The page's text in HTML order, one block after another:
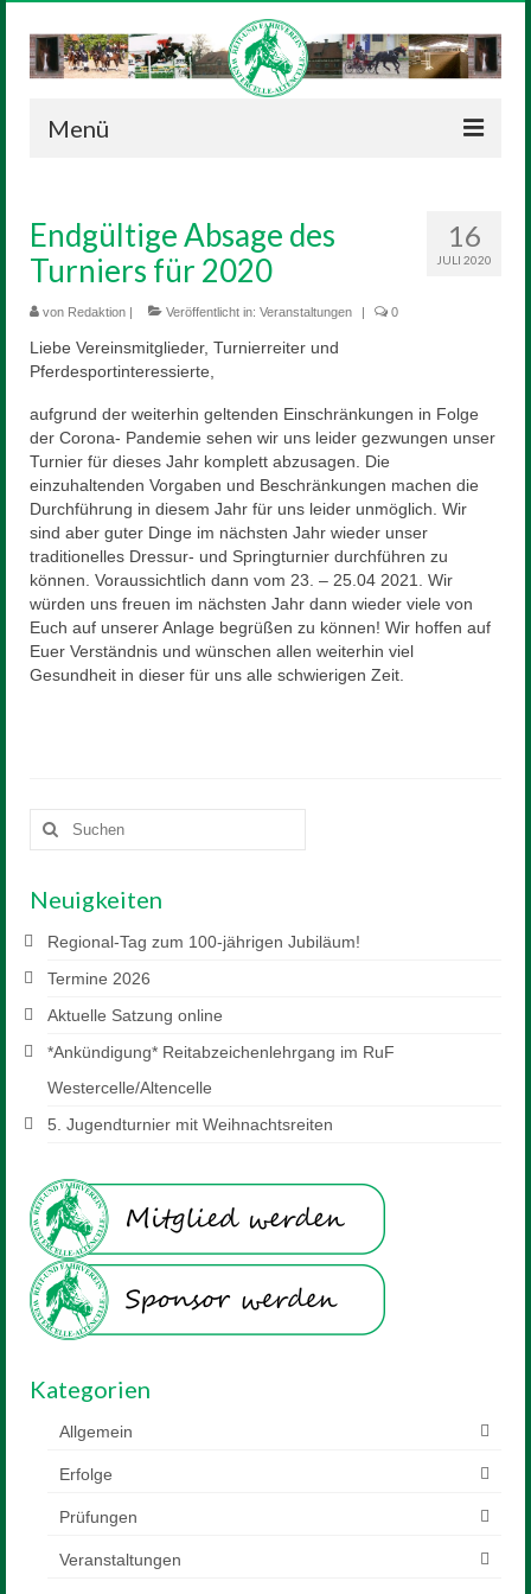
Menü
Verein
Vorstand
Geschichte
Reitanlage
Sponsoren
Mitglied werden
Sponsor werden
Reiten
Unterricht
Preise
Kontakt
16
JULI 2020
Endgültige Absage des
Turniers für 2020
von Redaktion | Veröffentlicht in: Veranstaltungen | 0
Liebe Vereinsmitglieder, Turnierreiter und
Pferdesportinteressierte,
aufgrund der weiterhin geltenden Einschränkungen in Folge
der Corona- Pandemie sehen wir uns leider gezwungen unser
Turnier für dieses Jahr komplett abzusagen. Die
einzuhaltenden Vorgaben und Beschränkungen machen die
Durchführung in diesem Jahr für uns leider unmöglich. Wir
sind aber guter Dinge im nächsten Jahr wieder unser
traditionelles Dressur- und Springturnier durchführen zu
können. Voraussichtlich dann vom 23. – 25.04 2021. Wir
würden uns freuen im nächsten Jahr dann wieder viele von
Euch auf unserer Anlage begrüßen zu können! Wir hoffen auf
Euer Verständnis und wünschen allen weiterhin viel
Gesundheit in dieser für uns alle schwierigen Zeit.
Suchen
nach:
Neuigkeiten
Regional-Tag zum 100-jährigen Jubiläum!
Termine 2026
Aktuelle Satzung online
*Ankündigung* Reitabzeichenlehrgang im RuF
Westercelle/Altencelle
5. Jugendturnier mit Weihnachtsreiten
Kategorien
Allgemein
Erfolge
Prüfungen
Veranstaltungen